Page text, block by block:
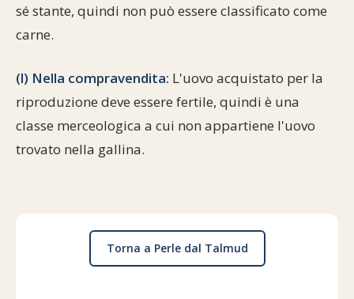
sé stante, quindi non può essere classificato come
carne.
(l) Nella compravendita: L'uovo acquistato per la
riproduzione deve essere fertile, quindi è una
classe merceologica a cui non appartiene l'uovo
trovato nella gallina.
Torna a Perle dal Talmud